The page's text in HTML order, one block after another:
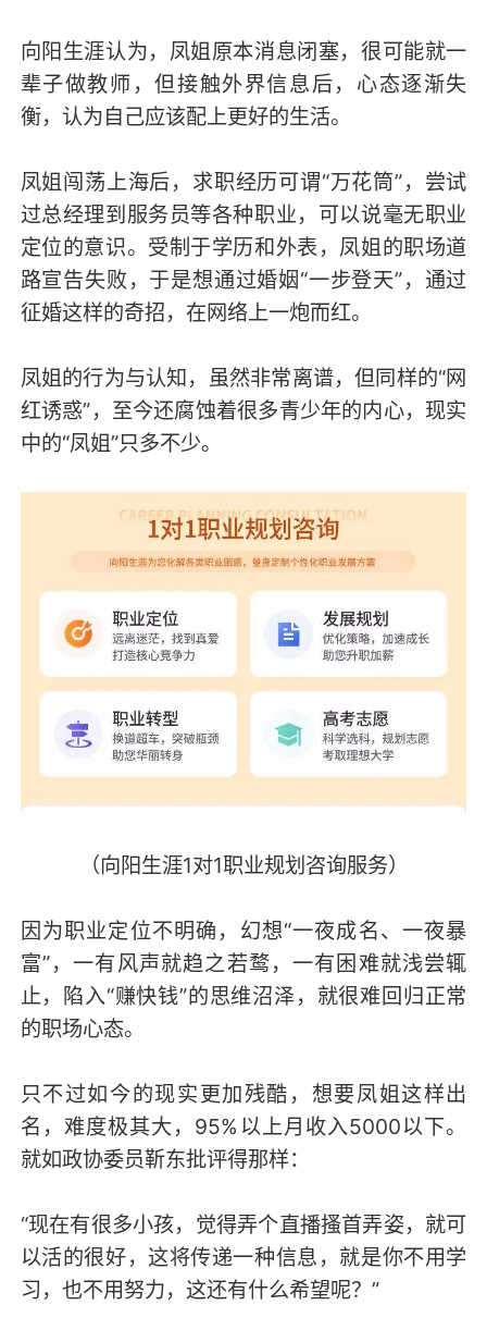
向阳生涯认为，凤姐原本消息闭塞，很可能就一
辈子做教师，但接触外界信息后，心态逐渐失
衡，认为自己应该配上更好的生活。
凤姐闯荡上海后，求职经历可谓“万花筒”，尝试
过总经理到服务员等各种职业，可以说毫无职业
定位的意识。受制于学历和外表，凤姐的职场道
路宣告失败，于是想通过婚姻“一步登天”，通过
征婚这样的奇招，在网络上一炮而红。
凤姐的行为与认知，虽然非常离谱，但同样的“网
红诱惑”，至今还腐蚀着很多青少年的内心，现实
中的“凤姐”只多不少。
（向阳生涯1对1职业规划咨询服务）
因为职业定位不明确，幻想“一夜成名、一夜暴
富”，一有风声就趋之若鹜，一有困难就浅尝辄
止，陷入“赚快钱”的思维沼泽，就很难回归正常
的职场心态。
只不过如今的现实更加残酷，想要凤姐这样出
名，难度极其大，95%以上月收入5000以下。
就如政协委员靳东批评得那样：
“现在有很多小孩，觉得弄个直播搔首弄姿，就可
以活的很好，这将传递一种信息，就是你不用学
习，也不用努力，这还有什么希望呢？”